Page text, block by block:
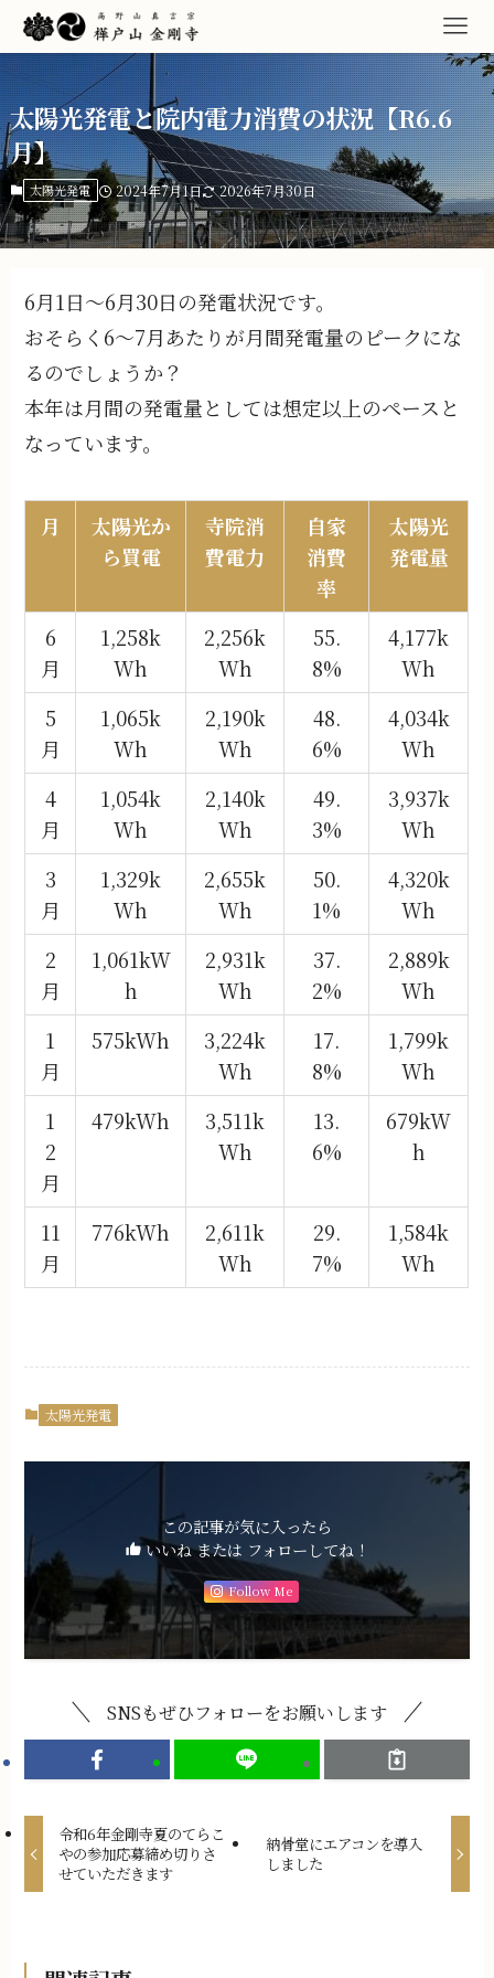
太陽光発電と院内電力消費の状況【R6.6
月】
太陽光発電 2024年7月1日 2026年7月30日
6月1日～6月30日の発電状況です。
おそらく6～7月あたりが月間発電量のピークにな
るのでしょうか？
本年は月間の発電量としては想定以上のペースと
なっています。
月
太陽光か
ら買電
寺院消
費電力
自家
消費
率
太陽光
発電量
6
月
1,258k
Wh
2,256k
Wh
55.
8%
4,177k
Wh
5
月
1,065k
Wh
2,190k
Wh
48.
6%
4,034k
Wh
4
月
1,054k
Wh
2,140k
Wh
49.
3%
3,937k
Wh
3
月
1,329k
Wh
2,655k
Wh
50.
1%
4,320k
Wh
2
月
1,061kW
h
2,931k
Wh
37.
2%
2,889k
Wh
1
月
575kWh
3,224k
Wh
17.
8%
1,799k
Wh
1
2
月
479kWh
3,511k
Wh
13.
6%
679kW
h
11
月
776kWh
2,611k
Wh
29.
7%
1,584k
Wh
太陽光発電
この記事が気に入ったら
いいね または フォローしてね！
Follow Me
SNSもぜひフォローをお願いします
令和6年金剛寺夏のてらこ
やの参加応募締め切りさ
せていただきます
納骨堂にエアコンを導入
しました